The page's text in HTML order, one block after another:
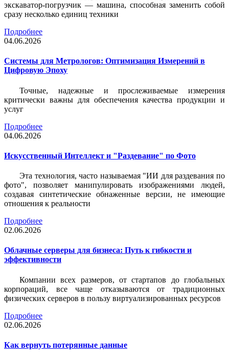
экскаватор-погрузчик — машина, способная заменить собой
сразу несколько единиц техники
Подробнее
04.06.2026
Системы для Метрологов: Оптимизация Измерений в
Цифровую Эпоху
Точные, надежные и прослеживаемые измерения
критически важны для обеспечения качества продукции и
услуг
Подробнее
04.06.2026
Искусственный Интеллект и "Раздевание" по Фото
Эта технология, часто называемая "ИИ для раздевания по
фото", позволяет манипулировать изображениями людей,
создавая синтетические обнаженные версии, не имеющие
отношения к реальности
Подробнее
02.06.2026
Облачные серверы для бизнеса: Путь к гибкости и
эффективности
Компании всех размеров, от стартапов до глобальных
корпораций, все чаще отказываются от традиционных
физических серверов в пользу виртуализированных ресурсов
Подробнее
02.06.2026
Как вернуть потерянные данные